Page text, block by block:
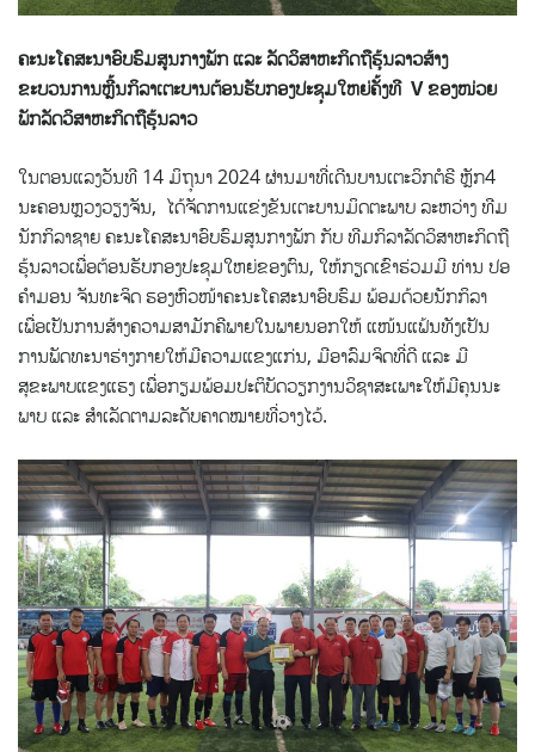
ຄະນະໂຄສະນາອົບຮົມສູນກາງພັກແລະລັດວິສາຫະກິດຖືຮຸ້ນລາວສ້າງ
ຂະບວນການຫຼີ້ນກິລາເຕະບານຕ້ອນຮັບກອງປະຊຸມໃຫຍ່ຄັ້ງທີ Vຂອງໜ່ວຍ
ພັກລັດວິສາຫະກິດຖືຮຸ້ນລາວ
ໃນຕອນແລງວັນທີ 14 ມິຖຸນາ 2024 ຜ່ານມາທີ່ເດີນບານເຕະວິກຕໍຣີ ຫຼັກ4
ນະຄອນຫຼວງວຽງຈັນ, ໄດ້ຈັດການ​ແຂ່ງຂັນ​ເຕະບານ​ມິດຕະພາບ ລະຫວ່າງ ທີມ
ນັກກິລາຊາຍ ຄະນະໂຄສະນາອົບຮົມສູນກາງພັກ ກັບ ທີມກິລາລັດວິສາຫະກິດຖື
ຮຸ້ນລາວເພື່ອຕ້ອນຮັບກອງປະຊຸມໃຫຍ່ຂອງຕົນ, ໃຫ້ກຽດເຂົາຮ່ວມມີ ທ່ານ ປອ
ຄຳມອນ ຈັນທະຈິດ ຮອງຫົວໜ້າຄະນະໂຄສະນາອົບຮົມ ພ້ອມດ້ວຍນັກກິລາ
ເພື່ອເປັນການສ້າງຄວາມ​ສາມັກຄີພາຍໃນພາຍນອກໃຫ້ ແໜ້ນແຟ້ນທັງເປັນ
ການ​ພັດທະນາ​ຮ່າງກາຍ​ໃຫ້​ມີ​ຄວາມ​ແຂງແກ່ນ, ມີອາລົມ​ຈິດທີ່ດີ ແລະ ມີ
ສຸຂະພາບແຂງແຮງ ເພື່ອ​ກຽມພ້ອມ​ປະຕິບັດ​ວຽກງານ​ວິຊາ​ສະເພາະ​ໃຫ້​ມີ​ຄຸນ​ນະ​
ພາບ ແລະ ສໍາ​ເລັດ​ຕາມ​ລະດັບ​ຄາດໝາຍ​ທີ່ວາງ​ໄວ້.